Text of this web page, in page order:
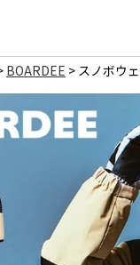
BOARDEE スノボウ